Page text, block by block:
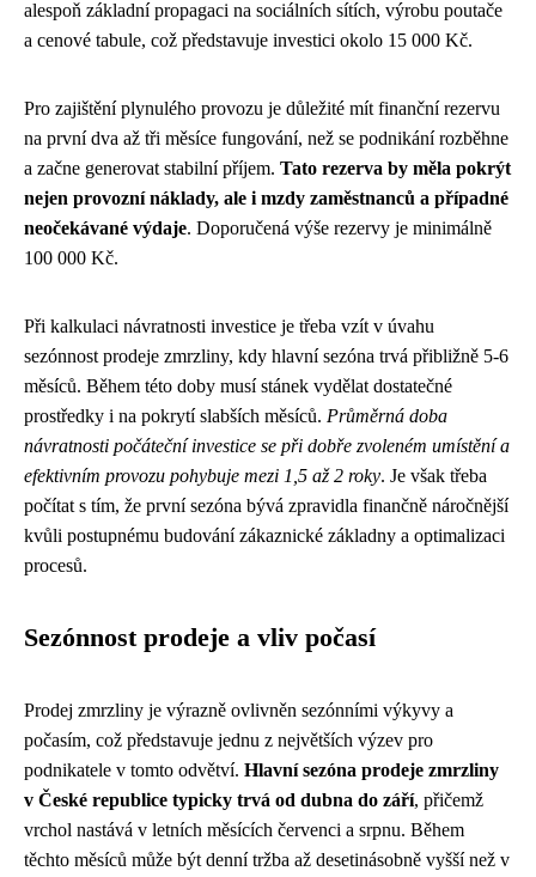
alespoň základní propagaci na sociálních sítích, výrobu poutače
a cenové tabule, což představuje investici okolo 15 000 Kč.
Pro zajištění plynulého provozu je důležité mít finanční rezervu
na první dva až tři měsíce fungování, než se podnikání rozběhne
a začne generovat stabilní příjem. Tato rezerva by měla pokrýt
nejen provozní náklady, ale i mzdy zaměstnanců a případné
neočekávané výdaje. Doporučená výše rezervy je minimálně
100 000 Kč.
Při kalkulaci návratnosti investice je třeba vzít v úvahu
sezónnost prodeje zmrzliny, kdy hlavní sezóna trvá přibližně 5-6
měsíců. Během této doby musí stánek vydělat dostatečné
prostředky i na pokrytí slabších měsíců. Průměrná doba
návratnosti počáteční investice se při dobře zvoleném umístění a
efektivním provozu pohybuje mezi 1,5 až 2 roky. Je však třeba
počítat s tím, že první sezóna bývá zpravidla finančně náročnější
kvůli postupnému budování zákaznické základny a optimalizaci
procesů.
Sezónnost prodeje a vliv počasí
Prodej zmrzliny je výrazně ovlivněn sezónními výkyvy a
počasím, což představuje jednu z největších výzev pro
podnikatele v tomto odvětví. Hlavní sezóna prodeje zmrzliny
v České republice typicky trvá od dubna do září, přičemž
vrchol nastává v letních měsících červenci a srpnu. Během
těchto měsíců může být denní tržba až desetinásobně vyšší než v